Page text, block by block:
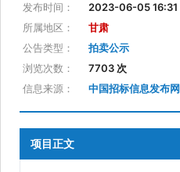
发布时间：
2023-06-05 16:31
所属地区：
甘肃
公告类型：
拍卖公示
浏览次数：
7703 次
信息来源：
中国招标信息发布网
项目正文